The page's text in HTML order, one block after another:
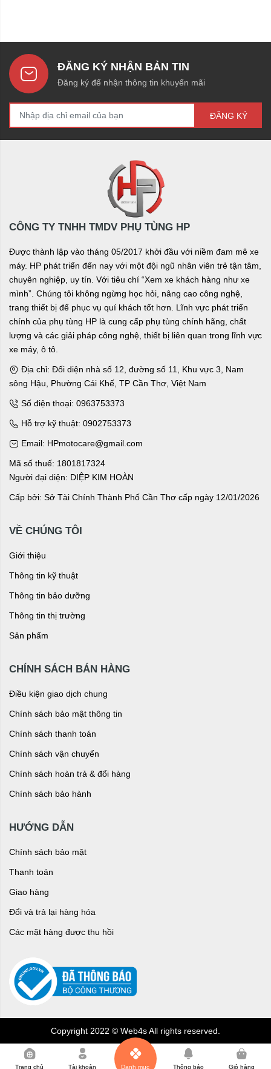
ĐĂNG KÝ NHẬN BẢN TIN
Đăng ký để nhận thông tin khuyến mãi
ĐĂNG KÝ
CÔNG TY TNHH TMDV PHỤ TÙNG HP
Được thành lập vào tháng 05/2017 khởi đầu với niềm đam mê xe
máy. HP phát triển đến nay với một đội ngũ nhân viên trẻ tận tâm,
chuyên nghiệp, uy tín. Với tiêu chí “Xem xe khách hàng như xe
mình”. Chúng tôi không ngừng học hỏi, nâng cao công nghệ,
trang thiết bị để phục vụ quí khách tốt hơn. Lĩnh vực phát triển
chính của phụ tùng HP là cung cấp phụ tùng chính hãng, chất
lượng và các giải pháp công nghệ, thiết bị liên quan trong lĩnh vực
xe máy, ô tô.
Địa chỉ: Đối diện nhà số 12, đường số 11, Khu vực 3, Nam
sông Hậu, Phường Cái Khế, TP Cần Thơ, Việt Nam
Số điện thoại: 0963753373
Hỗ trợ kỹ thuật: 0902753373
Email: HPmotocare@gmail.com
Mã số thuế: 1801817324
Người đại diện: DIỆP KIM HOÀN
Cấp bởi: Sở Tài Chính Thành Phố Cần Thơ cấp ngày 12/01/2026
VỀ CHÚNG TÔI
Giới thiệu
Thông tin kỹ thuật
Thông tin bảo dưỡng
Thông tin thị trường
Sản phẩm
CHÍNH SÁCH BÁN HÀNG
Điều kiện giao dịch chung
Chính sách bảo mật thông tin
Chính sách thanh toán
Chính sách vận chuyển
Chính sách hoàn trả & đổi hàng
Chính sách bảo hành
HƯỚNG DẪN
Chính sách bảo mật
Thanh toán
Giao hàng
Đổi và trả lại hàng hóa
Các mặt hàng được thu hồi
Copyright 2022 © Web4s All rights reserved.
Trang chủ Tài khoản Danh mục Thông báo Giỏ hàng